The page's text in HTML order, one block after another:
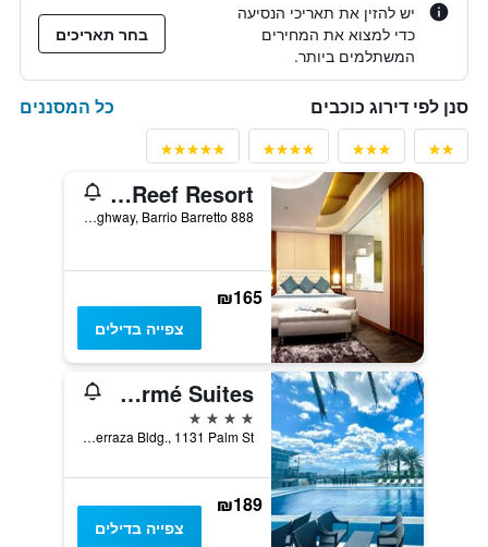
יש להזין את תאריכי הנסיעה
כדי למצוא את המחירים
המשתלמים ביותר.
בחר תאריכים
סנן לפי דירוג כוכבים כל המסננים
Central Park Reef Resort
888 National Highway, Barrio Barretto, אולונגפו סיטי, פיליפינים
₪165
צפייה בדילים
Le Charmé Suites
4 כוכבים
La Terraza Bldg., 1131 Palm St., אולונגפו סיטי, פיליפינים
₪189
צפייה בדילים